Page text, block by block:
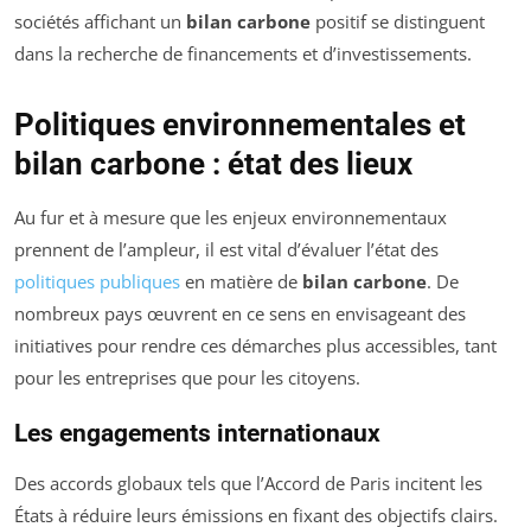
sociétés affichant un bilan carbone positif se distinguent
dans la recherche de financements et d’investissements.
Politiques environnementales et
bilan carbone : état des lieux
Au fur et à mesure que les enjeux environnementaux
prennent de l’ampleur, il est vital d’évaluer l’état des
politiques publiques en matière de bilan carbone. De
nombreux pays œuvrent en ce sens en envisageant des
initiatives pour rendre ces démarches plus accessibles, tant
pour les entreprises que pour les citoyens.
Les engagements internationaux
Des accords globaux tels que l’Accord de Paris incitent les
États à réduire leurs émissions en fixant des objectifs clairs.